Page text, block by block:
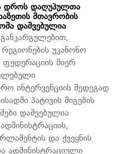
დროს დაღუპულთა
მთავრობის
დაშვებულია
უკანონო
ფედერაციის მიერ
ინტერვენციის შედეგად
პატივის მიგების
დაშვებულია
და ქვეყნის
ადმინისტრაციული